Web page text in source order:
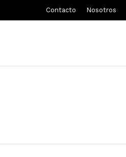
Contacto Nosotros